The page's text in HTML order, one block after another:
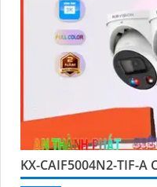
KX-CAIF5004N2-TIF-A